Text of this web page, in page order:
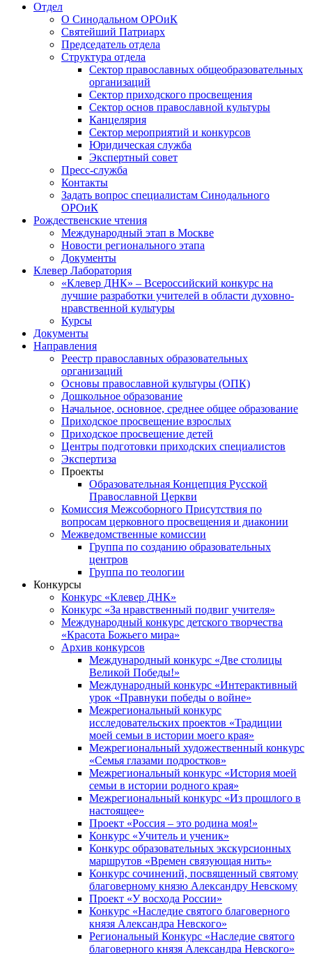
Отдел
О Синодальном ОРОиК
Святейший Патриарх
Председатель отдела
Структура отдела
Сектор православных общеобразовательных
организаций
Сектор приходского просвещения
Сектор основ православной культуры
Канцелярия
Сектор мероприятий и конкурсов
Юридическая служба
Экспертный совет
Пресс-служба
Контакты
Задать вопрос специалистам Синодального
ОРОиК
Рождественские чтения
Международный этап в Москве
Новости регионального этапа
Документы
Клевер Лаборатория
«Клевер ДНК» – Всероссийский конкурс на
лучшие разработки учителей в области духовно-
нравственной культуры
Курсы
Документы
Направления
Реестр православных образовательных
организаций
Основы православной культуры (ОПК)
Дошкольное образование
Начальное, основное, среднее общее образование
Приходское просвещение взрослых
Приходское просвещение детей
Центры подготовки приходских специалистов
Экспертиза
Проекты
Образовательная Концепция Русской
Православной Церкви
Комиссия Межсоборного Присутствия по
вопросам церковного просвещения и диаконии
Межведомственные комиссии
Группа по созданию образовательных
центров
Группа по теологии
Конкурсы
Конкурс «Клевер ДНК»
Конкурс «За нравственный подвиг учителя»
Международный конкурс детского творчества
«Красота Божьего мира»
Архив конкурсов
Международный конкурс «Две столицы
Великой Победы!»
Международный конкурс «Интерактивный
урок «Правнуки победы о войне»
Межрегиональный конкурс
исследовательских проектов «Традиции
моей семьи в истории моего края»
Межрегиональный художественный конкурс
«Семья глазами подростков»
Межрегиональный конкурс «История моей
семьи в истории родного края»
Межрегиональный конкурс «Из прошлого в
настоящее»
Проект «Россия – это родина моя!»
Конкурс «Учитель и ученик»
Конкурс образовательных экскурсионных
маршрутов «Времен связующая нить»
Конкурс сочинений, посвященный святому
благоверному князю Александру Невскому
Проект «У восхода России»
Конкурс «Наследие святого благоверного
князя Александра Невского»
Региональный Конкурс «Наследие святого
благоверного князя Александра Невского»